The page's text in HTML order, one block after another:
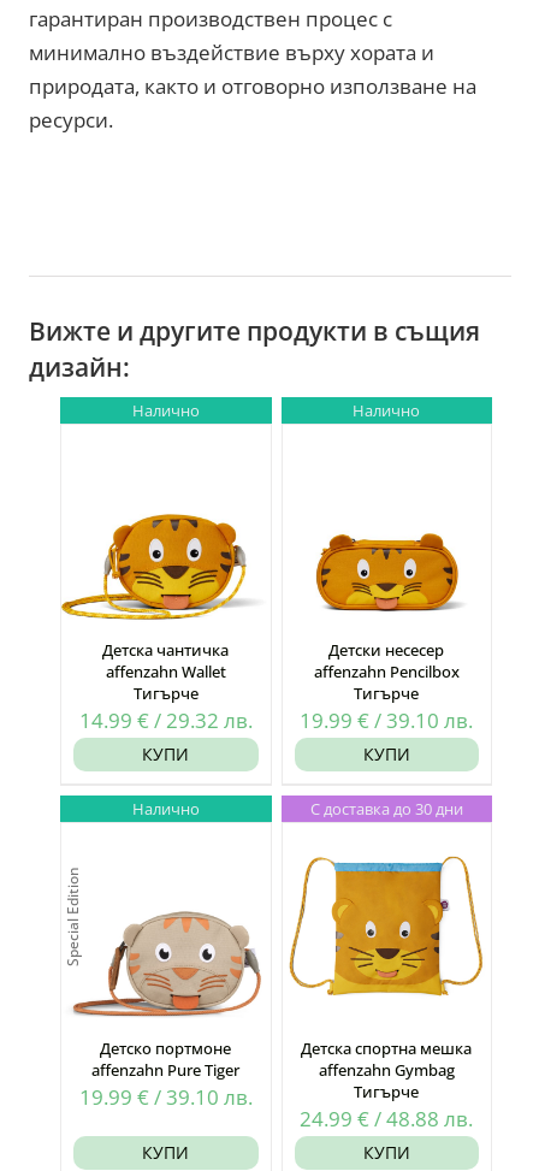
гарантиран производствен процес с
минимално въздействие върху хората и
природата, както и отговорно използване на
ресурси.
Вижте и другите продукти в същия
дизайн:
Налично
Детска чантичка
affenzahn Wallet
Тигърче
14.99 € /29.32 лв.
КУПИ
Налично
Детски несесер
affenzahn Pencilbox
Тигърче
19.99€ /39.10лв.
КУПИ
Налично
Special Edition
Детско портмоне
affenzahn Pure Tiger
19.99 € /39.10 лв.
КУПИ
С доставка до 30 дни
Детска спортна мешка
affenzahn Gymbag
Тигърче
24.99€ /48.88лв.
КУПИ